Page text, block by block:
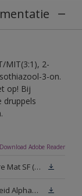
MIT(3:1), 2-
3-on.
op! Bij
druppels
Download Adobe Reader
Technisch Informatieblad Alphacryl Pure Mat SF (New Livery) (PDF)
Technical Report decontamineerbaarheid Alphacryl Pure Mat SF